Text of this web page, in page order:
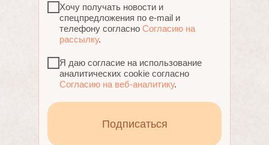
Хочу получать новости и
спецпредложения по e-mail и
телефону согласно Согласию на
рассылку.
Я даю согласие на использование
аналитических cookie согласно
Согласию на веб-аналитику.
Подписаться